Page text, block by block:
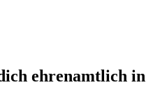
ehrenamtlich in